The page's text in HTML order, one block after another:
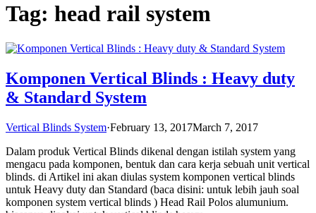
Tag: head rail system
Komponen Vertical Blinds : Heavy duty
& Standard System
Vertical Blinds System·February 13, 2017March 7, 2017
Dalam produk Vertical Blinds dikenal dengan istilah system yang
mengacu pada komponen, bentuk dan cara kerja sebuah unit vertical
blinds. di Artikel ini akan diulas system komponen vertical blinds
untuk Heavy duty dan Standard (baca disini: untuk lebih jauh soal
komponen system vertical blinds ) Head Rail Polos alumunium.